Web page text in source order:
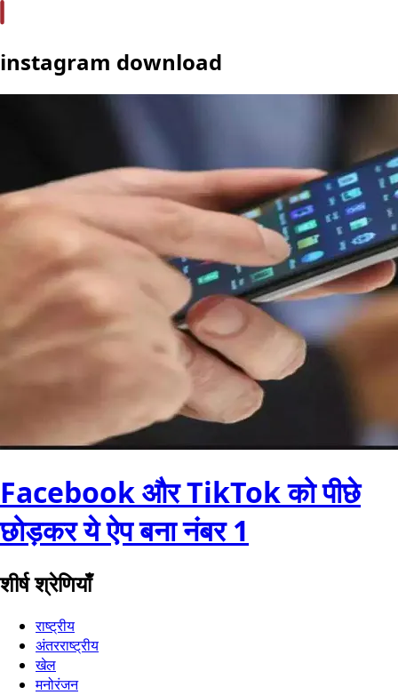
instagram download
Facebook और TikTok को पीछे
छोड़कर ये ऐप बना नंबर 1
शीर्ष श्रेणियाँ
राष्ट्रीय
अंतरराष्ट्रीय
खेल
मनोरंजन